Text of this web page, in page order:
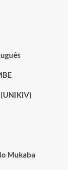
Mukaba